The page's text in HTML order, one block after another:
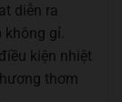
diễn ra
gỉ.
kiện nhiệt
thơm